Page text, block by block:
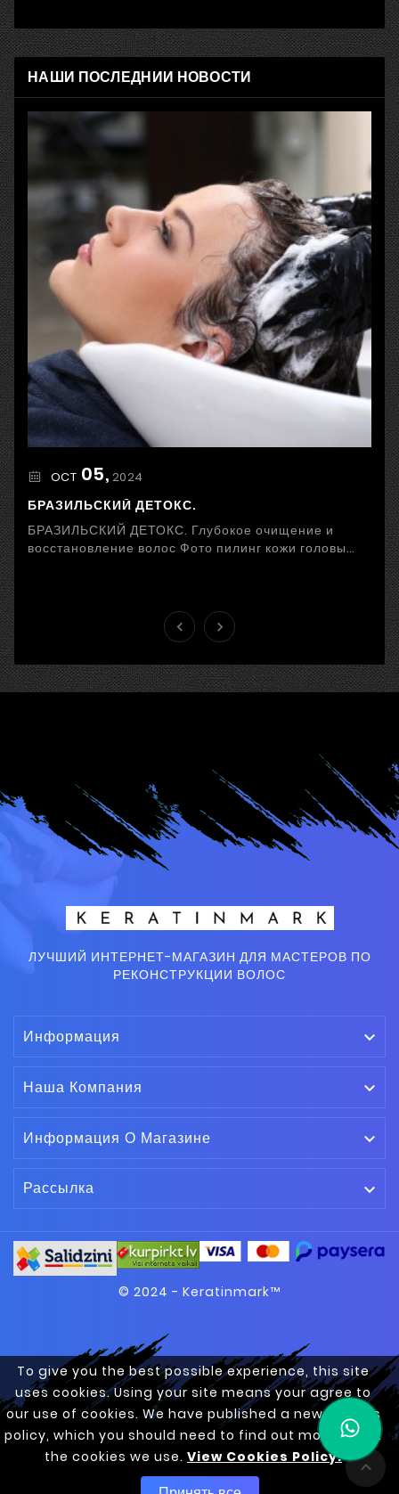
To give you the best possible experience, this site
uses cookies. Using your site means your agree to
our use of cookies. We have published a new cookies
policy, which you should need to find out more about
the cookies we use. View Cookies Policy.
НАШИ ПОСЛЕДНИИ НОВОСТИ
OCT 05, 2024
БРАЗИЛЬСКИЙ ДЕТОКС.
БРАЗИЛЬСКИЙ ДЕТОКС. Глубокое очищение и
восстановление волос Фото пилинг кожи головы


ЛУЧШИЙ ИНТЕРНЕТ-МАГАЗИН ДЛЯ МАСТЕРОВ ПО
РЕКОНСТРУКЦИИ ВОЛОС
Информация 
Наша Компания 
Информация О Магазине 
Рассылка 

© 2024 - Keratinmark™